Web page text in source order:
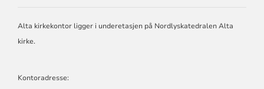
FELLESRÅD
Alta kirkekontor ligger i underetasjen på Nordlyskatedralen Alta
kirke.
Kontoradresse: